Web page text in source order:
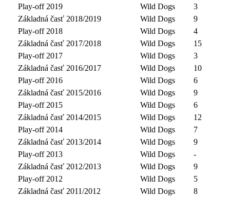
Play-off 2019
Wild Dogs
3
Základná časť 2018/2019
Wild Dogs
9
Play-off 2018
Wild Dogs
4
Základná časť 2017/2018
Wild Dogs
15
Play-off 2017
Wild Dogs
3
Základná časť 2016/2017
Wild Dogs
10
Play-off 2016
Wild Dogs
6
Základná časť 2015/2016
Wild Dogs
9
Play-off 2015
Wild Dogs
6
Základná časť 2014/2015
Wild Dogs
12
Play-off 2014
Wild Dogs
7
Základná časť 2013/2014
Wild Dogs
9
Play-off 2013
Wild Dogs
-
Základná časť 2012/2013
Wild Dogs
9
Play-off 2012
Wild Dogs
5
Základná časť 2011/2012
Wild Dogs
8